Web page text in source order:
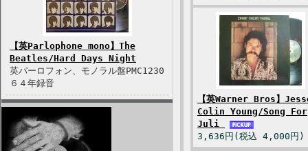
【英Parlophone mono】The
Beatles/Hard Days Night
英パーロフォン、モノラル盤PMC1230
６４年録音
【英Warner Bros】
Colin Young/Song For
Juli
3,636円(税込 4,000円)